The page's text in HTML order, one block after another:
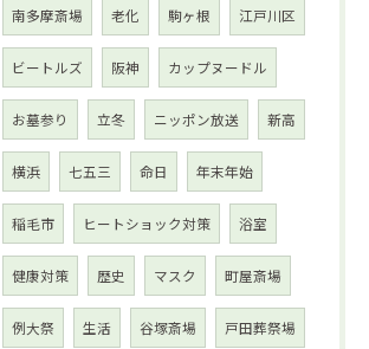
南多摩斎場 老化 駒ヶ根 江戸川区
ビートルズ 阪神 カップヌードル
お墓参り 立冬 ニッポン放送 新高
横浜 七五三 命日 年末年始
稲毛市 ヒートショック対策 浴室
健康対策 歴史 マスク 町屋斎場
例大祭 生活 谷塚斎場 戸田葬祭場